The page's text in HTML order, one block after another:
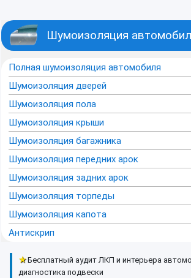
Шумоизоляция
Полная шумоизоляция автомобиля
Шумоизоляция дверей
Шумоизоляция пола
Шумоизоляция крыши
Шумоизоляция багажника
Шумоизоляция передних арок
Шумоизоляция задних арок
Шумоизоляция торпеды
Шумоизоляция капота
Антискрип
★Бесплатный аудит ЛКП и интерьера
диагностика подвески